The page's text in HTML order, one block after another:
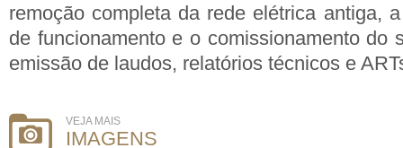
remoção completa da rede elétrica antiga,
de funcionamento e o comissionamento do
emissão de laudos, relatórios técnicos e
VEJA MAIS
IMAGENS